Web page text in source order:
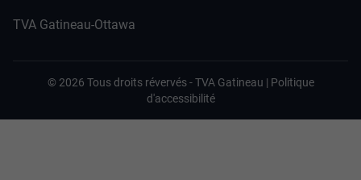
TVA Gatineau-Ottawa
© 2026 Tous droits révervés -TVA Gatineau | Politique
d'accessibilité